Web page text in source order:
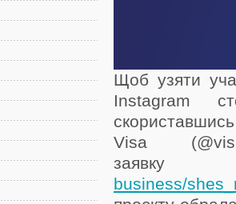
Щоб узяти
Instagram
Visa
business/